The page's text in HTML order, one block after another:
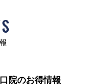
院のお得情報